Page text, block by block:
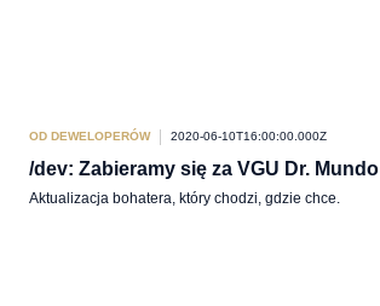
OD DEWELOPERÓW 2020-06-10T16:00:00.000Z
/dev: Zabieramy się za VGU Dr. Mundo
Aktualizacja bohatera, który chodzi, gdzie chce.